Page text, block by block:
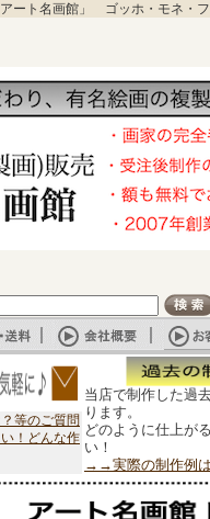
ート名画館」 ゴッホ・モネ・
等のご質問
！どんな作
当店で制作した過
ります。
どのように仕上が
い！
→→実際の制作例